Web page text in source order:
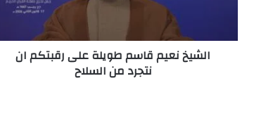
م
الشيخ نعيم قاسم طويلة على رقبتكم ان
نتجرد من السلاح